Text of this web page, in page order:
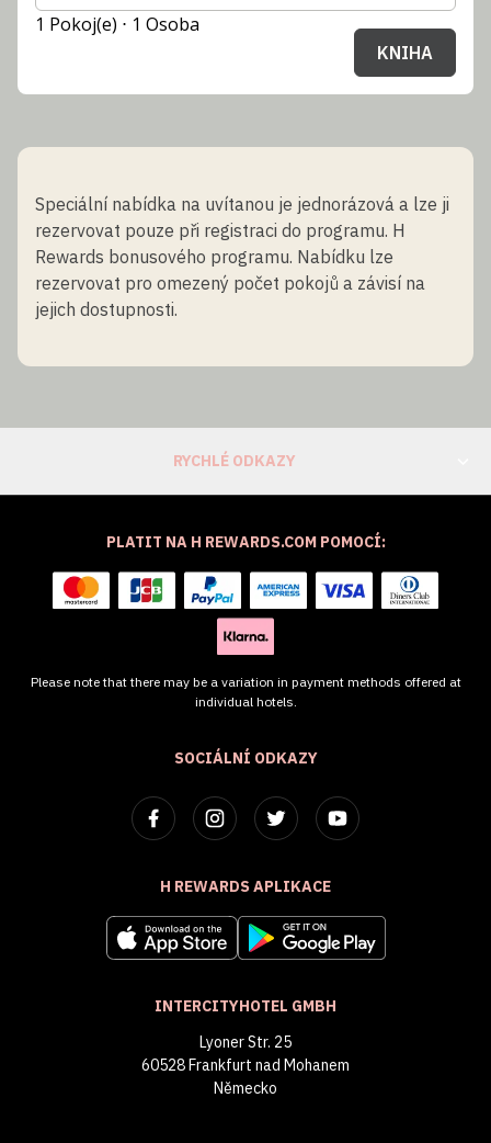
1 Pokoj(e) ⋅ 1 Osoba
KNIHA
Speciální nabídka na uvítanou je jednorázová a lze ji
rezervovat pouze při registraci do programu. H
Rewards bonusového programu. Nabídku lze
rezervovat pro omezený počet pokojů a závisí na
jejich dostupnosti.
RYCHLÉ ODKAZY
SOCIÁLNÍ ODKAZY
H REWARDS APLIKACE
INTERCITYHOTEL GMBH
Lyoner Str. 25
60528 Frankfurt nad Mohanem
Německo
PLATIT NA H REWARDS.COM POMOCÍ:
Please note that there may be a variation in payment methods offered at
individual hotels.